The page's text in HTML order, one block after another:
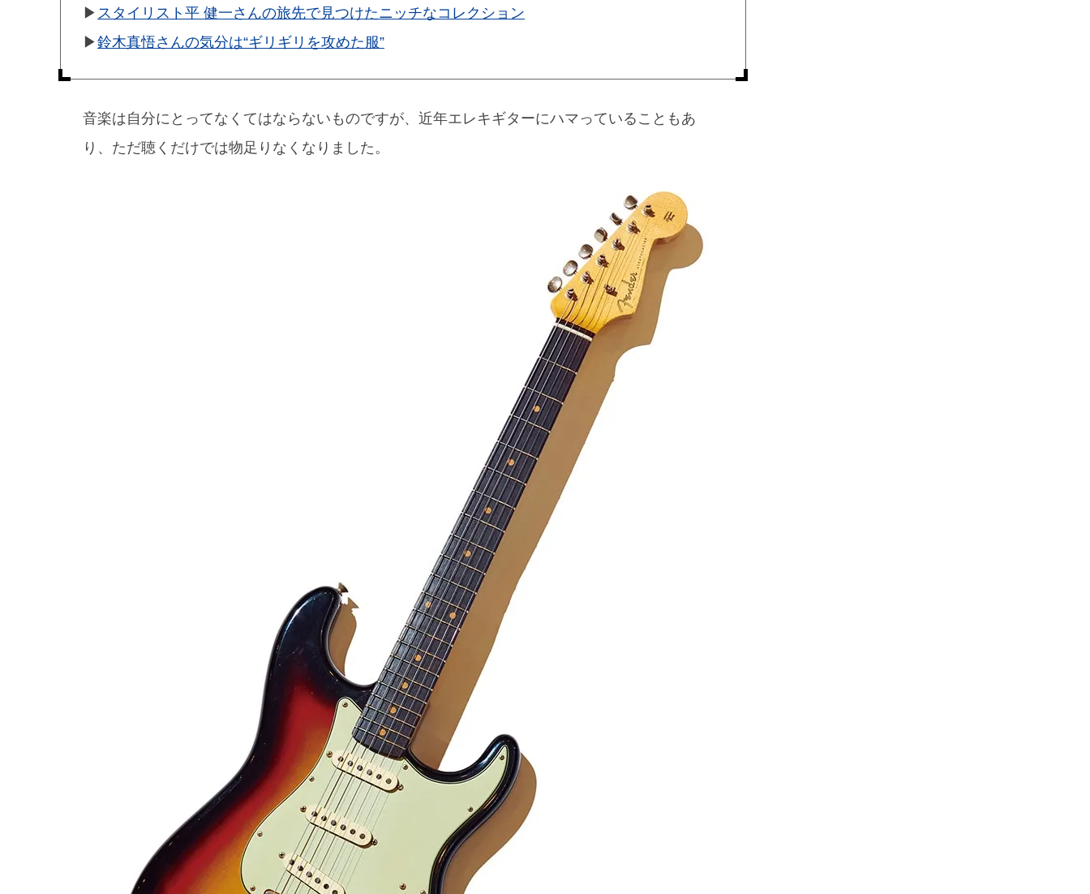
▶︎ スタイリスト平 健一さんの旅先で見つけたニッチなコレクション
▶︎鈴木真悟さんの気分は“ギリギリを攻めた服”
音楽は自分にとってなくてはならないものですが、近年エレキギターにハマっていることもあ
り、ただ聴くだけでは物足りなくなりました。